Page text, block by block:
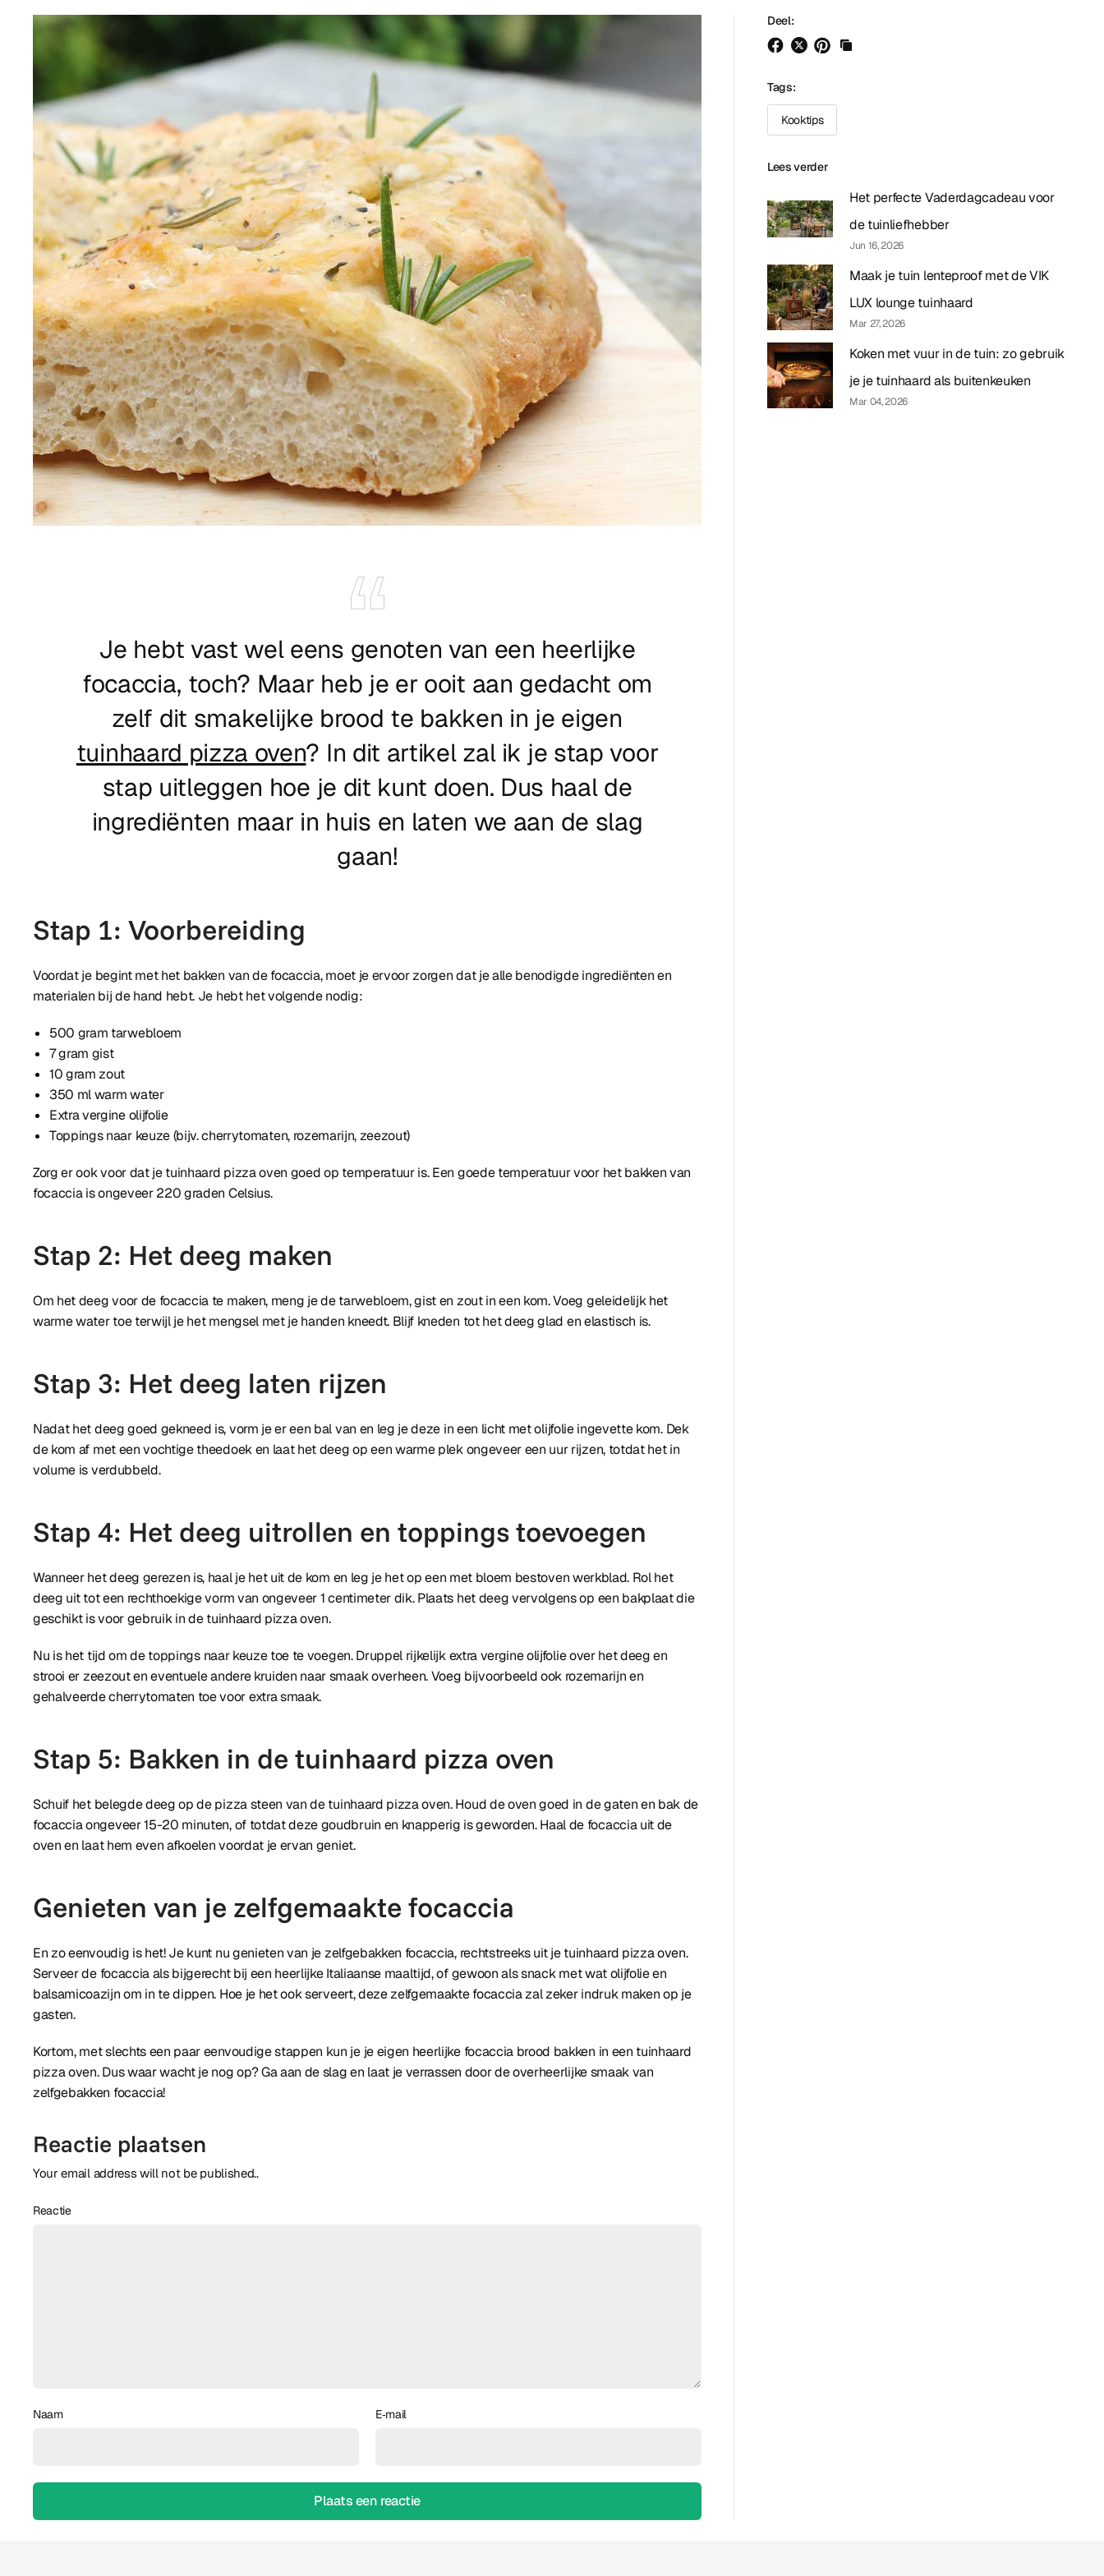
Je hebt vast wel eens genoten van een heerlijke
focaccia, toch? Maar heb je er ooit aan gedacht om
zelf dit smakelijke brood te bakken in je eigen
tuinhaard pizza oven? In dit artikel zal ik je stap voor
stap uitleggen hoe je dit kunt doen. Dus haal de
ingrediënten maar in huis en laten we aan de slag
gaan!
Stap 1: Voorbereiding
Voordat je begint met het bakken van de focaccia, moet je ervoor zorgen dat je alle benodigde ingrediënten en
materialen bij de hand hebt. Je hebt het volgende nodig:
500 gram tarwebloem
7 gram gist
10 gram zout
350 ml warm water
Extra vergine olijfolie
Toppings naar keuze (bijv. cherrytomaten, rozemarijn, zeezout)
Zorg er ook voor dat je tuinhaard pizza oven goed op temperatuur is. Een goede temperatuur voor het bakken van
focaccia is ongeveer 220 graden Celsius.
Stap 2: Het deeg maken
Om het deeg voor de focaccia te maken, meng je de tarwebloem, gist en zout in een kom. Voeg geleidelijk het
warme water toe terwijl je het mengsel met je handen kneedt. Blijf kneden tot het deeg glad en elastisch is.
Stap 3: Het deeg laten rijzen
Nadat het deeg goed gekneed is, vorm je er een bal van en leg je deze in een licht met olijfolie ingevette kom. Dek
de kom af met een vochtige theedoek en laat het deeg op een warme plek ongeveer een uur rijzen, totdat het in
volume is verdubbeld.
Stap 4: Het deeg uitrollen en toppings toevoegen
Wanneer het deeg gerezen is, haal je het uit de kom en leg je het op een met bloem bestoven werkblad. Rol het
deeg uit tot een rechthoekige vorm van ongeveer 1 centimeter dik. Plaats het deeg vervolgens op een bakplaat die
geschikt is voor gebruik in de tuinhaard pizza oven.
Nu is het tijd om de toppings naar keuze toe te voegen. Druppel rijkelijk extra vergine olijfolie over het deeg en
strooi er zeezout en eventuele andere kruiden naar smaak overheen. Voeg bijvoorbeeld ook rozemarijn en
gehalveerde cherrytomaten toe voor extra smaak.
Stap 5: Bakken in de tuinhaard pizza oven
Schuif het belegde deeg op de pizza steen van de tuinhaard pizza oven. Houd de oven goed in de gaten en bak de
focaccia ongeveer 15-20 minuten, of totdat deze goudbruin en knapperig is geworden. Haal de focaccia uit de
oven en laat hem even afkoelen voordat je ervan geniet.
Genieten van je zelfgemaakte focaccia
En zo eenvoudig is het! Je kunt nu genieten van je zelfgebakken focaccia, rechtstreeks uit je tuinhaard pizza oven.
Serveer de focaccia als bijgerecht bij een heerlijke Italiaanse maaltijd, of gewoon als snack met wat olijfolie en
balsamicoazijn om in te dippen. Hoe je het ook serveert, deze zelfgemaakte focaccia zal zeker indruk maken op je
gasten.
Kortom, met slechts een paar eenvoudige stappen kun je je eigen heerlijke focaccia brood bakken in een tuinhaard
pizza oven. Dus waar wacht je nog op? Ga aan de slag en laat je verrassen door de overheerlijke smaak van
zelfgebakken focaccia!
Reactie plaatsen
Your email address will not be published..
Reactie
Naam E‑mail
Deel:
Tags:
Kooktips
Lees verder
Het perfecte Vaderdagcadeau voor
de tuinliefhebber
Jun 16, 2026
Maak je tuin lenteproof met de VIK
LUX lounge tuinhaard
Mar 27, 2026
Koken met vuur in de tuin: zo gebruik
je je tuinhaard als buitenkeuken
Mar 04, 2026